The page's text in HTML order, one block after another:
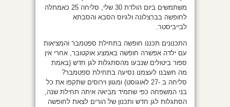
משתמשים ביום הולדת 30 שלי, סליחה 25 כאמתלה
לחופשה בברצלונה ולגיוס הסבא והסבתא
לבייביסטר.
התכנונים תכננו חופשה בתחילת ספטמבר והמציאות
עם ילדה אפשרה חופשה באמצע אוקטובר, אחרי אין
ספור ביטולים שנבעו מהסתגלות לגן חדש (באמת
מה חשבנו לעצמנו נסיעה בתחילת ספטמבר?
סליחה ב -27 לאוגוסט) ומגוון וירוסים שתקפו את כל
בני המשפחה כפי שתמיד מביאה איתה תחילת שנה,
הסתגלות לגן חדש ותכנון של הורים לצאת לחופשה